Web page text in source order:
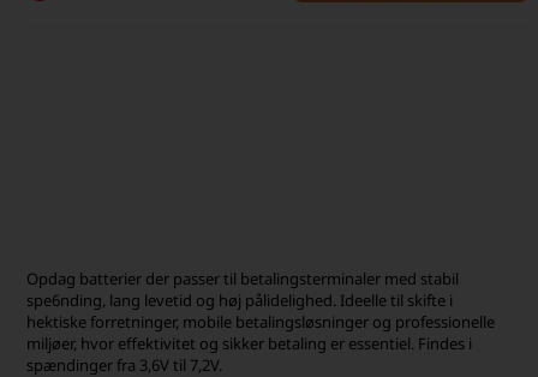
Opdag batterier der passer til betalingsterminaler med stabil
spe6nding, lang levetid og høj pålidelighed. Ideelle til skifte i
hektiske forretninger, mobile betalingsløsninger og professionelle
miljøer, hvor effektivitet og sikker betaling er essentiel. Findes i
spændinger fra 3,6V til 7,2V.